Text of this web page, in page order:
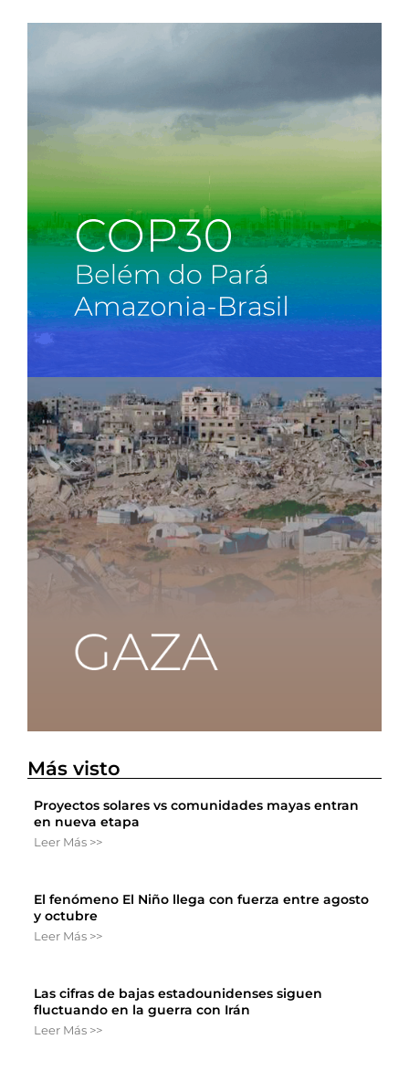
Más visto
Proyectos solares vs comunidades mayas entran
en nueva etapa
Leer Más >>
El fenómeno El Niño llega con fuerza entre agosto
y octubre
Leer Más >>
Las cifras de bajas estadounidenses siguen
fluctuando en la guerra con Irán
Leer Más >>